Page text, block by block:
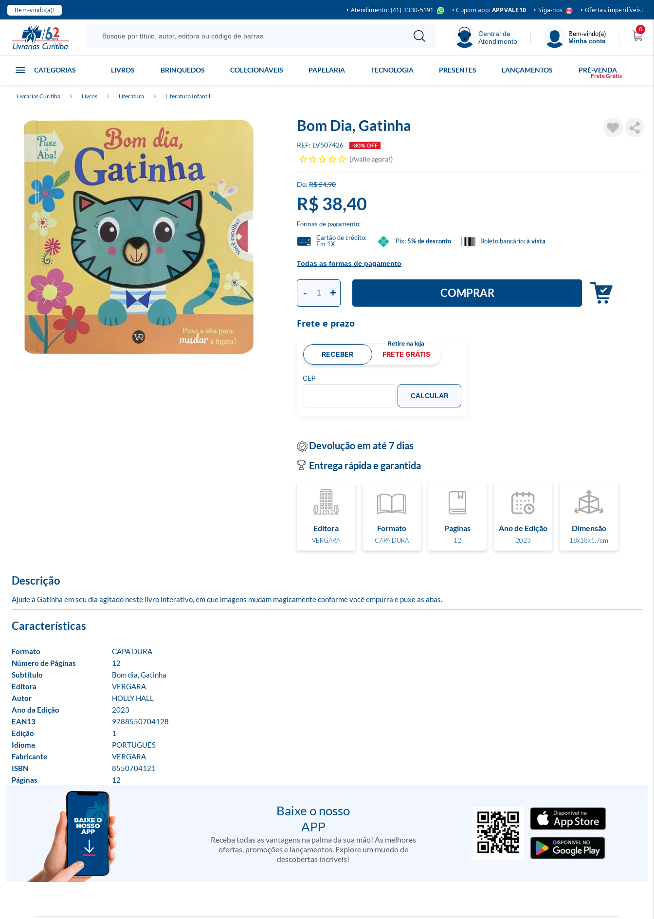
Bem-vindo(a)! • Atendimento: (41) 3330-5191 • Cupom app: APPVALE10 • Siga-nos • Ofertas imperdíveis!
Central de
Atendimento
Bem-vindo(a)
Minha conta
0
CATEGORIAS LIVROS BRINQUEDOS COLECIONÁVEIS PAPELARIA TECNOLOGIA PRESENTES LANÇAMENTOS PRÉ-VENDA
Livrarias Curitiba Livros Literatura Literatura Infantil
Bom Dia, Gatinha
LV507426 -30% OFF
Avalie agora!
R$ 54,90
R$ 38,40
Formas de pagamento:
Todas as formas de pagamento
Cartão de crédito:
Em 1X
Pix:5% de desconto Boleto bancário:à vista
- + COMPRAR
Frete e prazo
RECEBER FRETE GRÁTIS
CEP
CALCULAR
Devolução em até 7 dias
Entrega rápida e garantida
Editora
VERGARA
Formato
CAPA DURA
Paginas
12
Ano de Edição
2023
Dimensão
18x18x1.7cm
Descrição
Ajude a Gatinha em seu dia agitado neste livro interativo, em que imagens mudam magicamente conforme você empurra e puxe as abas.
Formato
CAPA DURA
Número de Páginas
12
Subtítulo
Bom dia, Gatinha
Editora
VERGARA
Autor
HOLLY HALL
Ano da Edição
2023
EAN13
9788550704128
Edição
1
Idioma
PORTUGUES
Fabricante
VERGARA
ISBN
8550704121
Páginas
12
Baixe o nosso
APP
Receba todas as vantagens na palma da sua mão! As melhores
ofertas, promoções e lançamentos. Explore um mundo de
descobertas incríveis!